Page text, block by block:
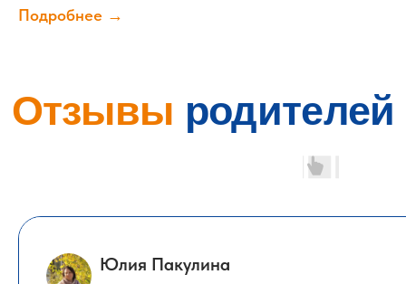
Подробнее →
Юлия Пакулина